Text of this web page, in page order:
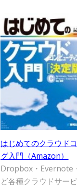
はじめてのクラウド
グ入門（Amazon）
Dropbox・Evernote
ど各種クラウドサー